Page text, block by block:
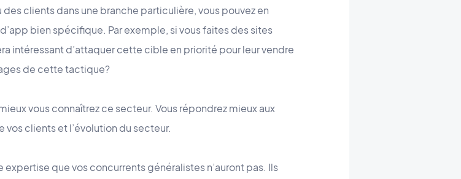
clients dans une branche particulière, vous pouvez en
bien spécifique. Par exemple, si vous faites des sites
intéressant d’attaquer cette cible en priorité pour leur vendre
de cette tactique?
vous connaîtrez ce secteur. Vous répondrez mieux aux
clients et l’évolution du secteur.
que vos concurrents généralistes n’auront pas. Ils